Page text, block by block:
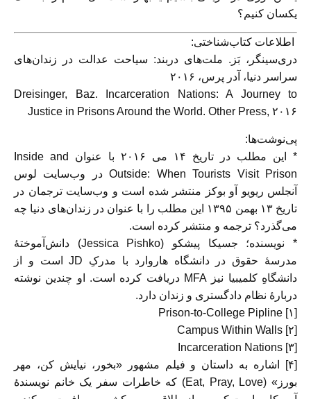
یکسان کنیم؟
اطلاعات کتاب‌شناختی:
دری‌سینگر، بَز. ملت‌های دربند: سیاحت عدالت در زندان‌های
سراسر دنیا، آدر پرس، ۲۰۱۶
Dreisinger, Baz. Incarceration Nations: A Journey to
Justice in Prisons Around the World. Other Press, ۲۰۱۶
پی‌نوشت‌‌ها:
* این مطلب در تاریخ ۱۴ می ۲۰۱۶ با عنوان Inside and
Outside: When Tourists Visit Prison در وب‌سایت لوس
آنجلس ریویو آو بوکز منتشر شده است و وب‌سایت ترجمان در
تاریخ ۱۳ بهمن ۱۳۹۵ این مطلب را با عنوان در زندان‌های دنیا چه
می‌گذرد؟ ترجمه و منتشر کرده است.
* نویسنده؛ جسیکا پیشکو (Jessica Pishko) دانش‌آموختۀ
مدرسۀ حقوق در دانشگاه هاروارد با مدرکِ JD است و از
دانشگاهِ کلمیبیا نیز MFA دریافت کرده است. او چندین نوشته
دربارۀ نظام دادگستری و زندان دارد.
[۱] Prison-to-College Pipline
[۲] Campus Within Walls
[۳] Incarceration Nations
[۴] اشاره به داستان و فیلم مشهور «بخور، نیایش کن، مهر
بورز» (Eat, Pray, Love) که خاطرات سفر یک خانم نویسندۀ